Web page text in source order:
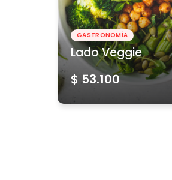
GASTRONOMÍA
Lado Veggie
$ 53.100